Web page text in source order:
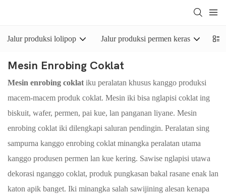
Jalur produksi lolipop Jalur produksi permen keras
Mesin Enrobing Coklat
Mesin enrobing coklatiku peralatan khusus kanggo produksi
macem-macem produk coklat. Mesin iki bisa nglapisi coklat ing
biskuit, wafer, permen, pai kue, lan panganan liyane. Mesin
enrobing coklat iki dilengkapi saluran pendingin. Peralatan sing
sampurna kanggo enrobing coklat minangka peralatan utama
kanggo produsen permen lan kue kering. Sawise nglapisi utawa
dekorasi nganggo coklat, produk pungkasan bakal rasane enak lan
katon apik banget. Iki minangka salah sawijining alesan kenapa